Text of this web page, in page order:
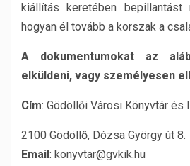
kiállítás keretében bepillantást
hogyan él tovább a korszak a
A dokumentumokat az
elküldeni, vagy személyesen
Cím: Gödöllői Városi Könyvtár
2100 Gödöllő, Dózsa György út 8.
Email : konyvtar@gvkik.hu